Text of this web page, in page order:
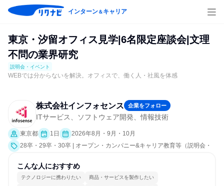
インターン＆キャリア
東京・汐留オフィス見学|6名限定座談会|文理
不問の業界研究
説明会・イベント
WEBでは分からないを解決。オフィスで、働く人・社風を体感
株式会社インフォセンス 企業をフォロー
ITサービス、ソフトウェア開発、情報技術
東京都 1日
2026年8月・9月・10月
28卒・29卒・30卒 | オープン・カンパニー&キャリア教育等（説明会・
究]）
こんな人におすすめ
テクノロジーに携わりたい 商品・サービスを製作したい